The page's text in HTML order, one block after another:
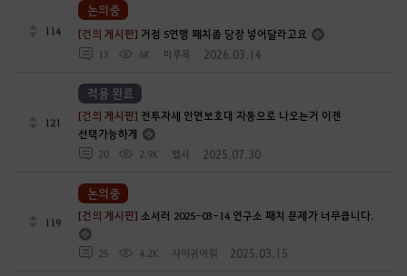
114 [건의 게시판] 거점 5연맹 패치좀 당장 넣어달라고요
13 6K 미루목 2026.03.14
논의중
121
[건의 게시판] 전투자세 안면보호대 자동으로 나오는거 이젠
선택가능하게
20 2.9K 맵시 2025.07.30
적용 완료
119 [건의 게시판] 소서러 2025-03-14 연구소 패치 문제가 너무큽니다.
25 4.2K 샤이귀여워 2025.03.15
논의중